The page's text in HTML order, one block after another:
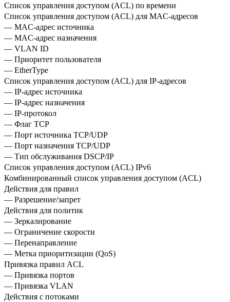
Список управления доступом (ACL) по времени
Список управления доступом (ACL) для MAC-адресов
— MAC-адрес источника
— MAC-адрес назначения
— VLAN ID
— Приоритет пользователя
— EtherType
Список управления доступом (ACL) для IP-адресов
— IP-адрес источника
— IP-адрес назначения
— IP-протокол
— Флаг TCP
— Порт источника TCP/UDP
— Порт назначения TCP/UDP
— Тип обслуживания DSCP/IP
Список управления доступом (ACL) IPv6
Комбинированный список управления доступом (ACL)
Действия для правил
— Разрешение/запрет
Действия для политик
— Зеркалирование
— Ограничение скорости
— Перенаправление
— Метка приоритизации (QoS)
Привязка правил ACL
— Привязка портов
— Привязка VLAN
Действия с потоками